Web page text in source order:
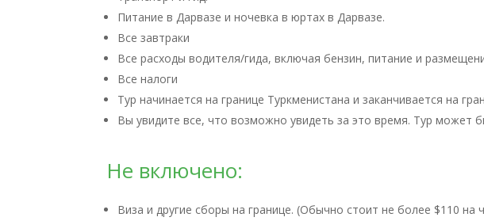
Питание в Дарвазе и ночевка в юртах в Дарвазе.
Все завтраки
Все расходы водителя/гида, включая бензин, питание и
Все налоги
Тур начинается на границе Туркменистана и заканчивается на
Вы увидите все, что возможно увидеть за это время. Тур может
Не включено:
Виза и другие сборы на границе. (Обычно стоит не более $110 на